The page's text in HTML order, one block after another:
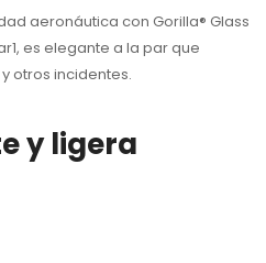
aeronáutica con Gorilla® Glass
es elegante a la par que
otros incidentes.
y ligera